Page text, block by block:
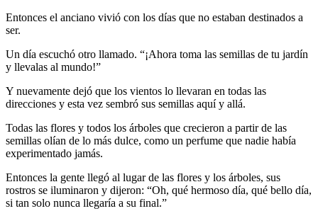
Entonces el anciano vivió con los días que no estaban destinados a
ser.
Un día escuchó otro llamado. “¡Ahora toma las semillas de tu jardín
y llevalas al mundo!”
Y nuevamente dejó que los vientos lo llevaran en todas las
direcciones y esta vez sembró sus semillas aquí y allá.
Todas las flores y todos los árboles que crecieron a partir de las
semillas olían de lo más dulce, como un perfume que nadie había
experimentado jamás.
Entonces la gente llegó al lugar de las flores y los árboles, sus
rostros se iluminaron y dijeron: “Oh, qué hermoso día, qué bello día,
si tan solo nunca llegaría a su final.”